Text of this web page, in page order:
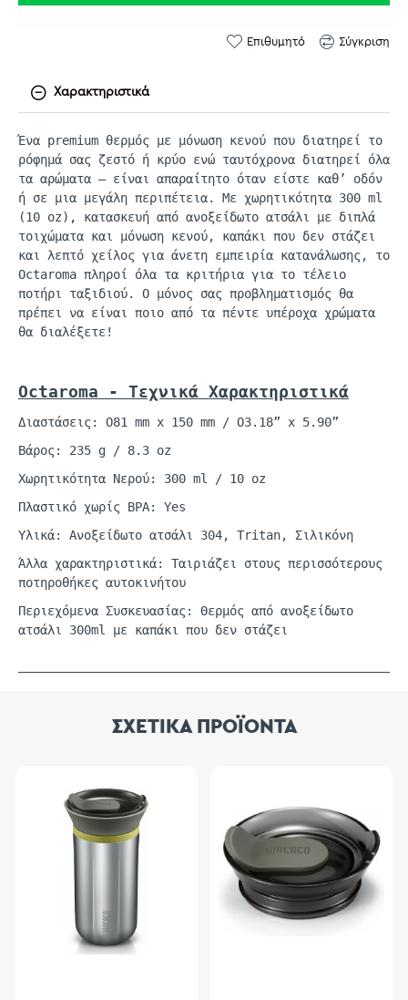
Επιθυμητό Σύγκριση
Χαρακτηριστικά
Ένα premium θερμός με μόνωση κενού που διατηρεί το
ρόφημά σας ζεστό ή κρύο ενώ ταυτόχρονα διατηρεί όλα
τα αρώματα — είναι απαραίτητο όταν είστε καθ’ οδόν
ή σε μια μεγάλη περιπέτεια. Με χωρητικότητα 300 ml
(10 oz), κατασκευή από ανοξείδωτο ατσάλι με διπλά
τοιχώματα και μόνωση κενού, καπάκι που δεν στάζει
και λεπτό χείλος για άνετη εμπειρία κατανάλωσης, το
Octaroma πληροί όλα τα κριτήρια για το τέλειο
ποτήρι ταξιδιού. Ο μόνος σας προβληματισμός θα
πρέπει να είναι ποιο από τα πέντε υπέροχα χρώματα
θα διαλέξετε!
Octaroma - Τεχνικά Χαρακτηριστικά
Διαστάσεις: O81 mm x 150 mm / O3.18” x 5.90”
Βάρος: 235 g / 8.3 oz
Χωρητικότητα Νερού: 300 ml / 10 oz
Πλαστικό χωρίς BPA: Yes
Υλικά: Ανοξείδωτο ατσάλι 304, Tritan, Σιλικόνη
Άλλα χαρακτηριστικά: Ταιριάζει στους περισσότερους
ποτηροθήκες αυτοκινήτου
Περιεχόμενα Συσκευασίας: Θερμός από ανοξείδωτο
ατσάλι 300ml με καπάκι που δεν στάζει
ΣΧΕΤΙΚΑ ΠΡΟΪΟΝΤΑ